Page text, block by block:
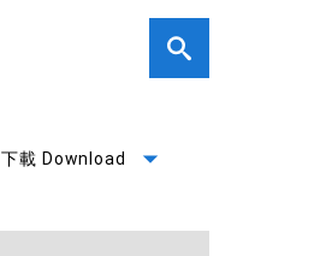
下載 Download arrow_drop_down